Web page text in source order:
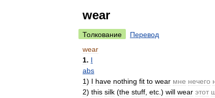
wear
Толкование
Перевод
wear
1. I
abs
1) I have nothing fit to wear мне нечего
2) this silk (the stuff etc .) will wear этот